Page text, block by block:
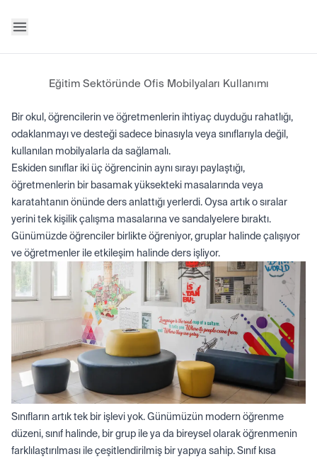
Eğitim Sektöründe Ofis Mobilyaları Kullanımı
Bir okul, öğrencilerin ve öğretmenlerin ihtiyaç duyduğu rahatlığı,
odaklanmayı ve desteği sadece binasıyla veya sınıflarıyla değil,
kullanılan mobilyalarla da sağlamalı.
Eskiden sınıflar iki üç öğrencinin aynı sırayı paylaştığı,
öğretmenlerin bir basamak yüksekteki masalarında veya
karatahtanın önünde ders anlattığı yerlerdi. Oysa artık o sıralar
yerini tek kişilik çalışma masalarına ve sandalyelere bıraktı.
Günümüzde öğrenciler birlikte öğreniyor, gruplar halinde çalışıyor
ve öğretmenler ile etkileşim halinde ders işliyor.
Sınıfların artık tek bir işlevi yok. Günümüzün modern öğrenme
düzeni, sınıf halinde, bir grup ile ya da bireysel olarak öğrenmenin
farklılaştırılması ile çeşitlendirilmiş bir yapıya sahip. Sınıf kısa